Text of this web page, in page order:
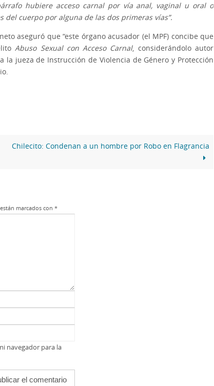
hubiere acceso carnal por vía anal, vaginal u oral o
cuerpo por alguna de las dos primeras vías”.
aseguró que “este órgano acusador (el MPF) concibe que
Abuso Sexual con Acceso Carnal, considerándolo autor
jueza de Instrucción de Violencia de Género y Protección
Chilecito: Condenan a un hombre por Robo en Flagrancia
marcados con *
navegador para la